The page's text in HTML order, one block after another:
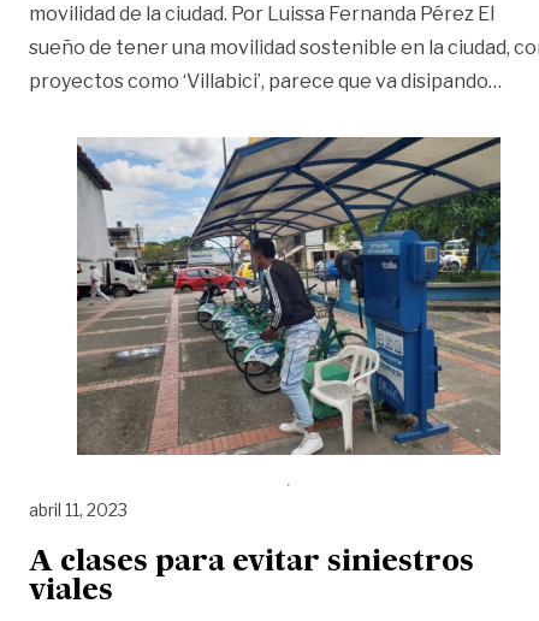
movilidad de la ciudad. Por Luissa Fernanda Pérez El
sueño de tener una movilidad sostenible en la ciudad,
proyectos como ‘Villabici’, parece que va disipando…
abril 11, 2023
A clases para evitar siniestros
viales